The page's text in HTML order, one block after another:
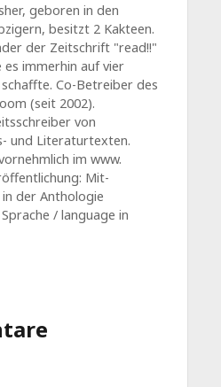
geboren in den
besitzt 2 Kakteen.
der Zeitschrift "read!!"
es immerhin auf vier
Co-Betreiber des
(seit 2002).
von
und Literaturtexten.
im www.
Mit-
der Anthologie
/ language in